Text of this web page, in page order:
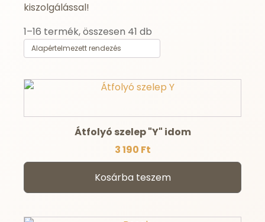
kiszolgálással!
1–16 termék, összesen 41 db
Átfolyó szelep "Y" idom
3 190 Ft
Kosárba teszem